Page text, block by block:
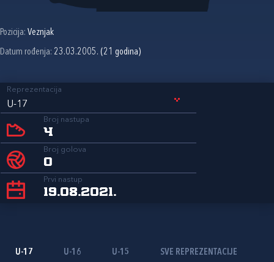
Pozicija: Veznjak
Datum rođenja: 23.03.2005. (21 godina)
Reprezentacija
U-17
Broj nastupa
4
Broj golova
0
Prvi nastup
19.08.2021.
U-17 U-16 U-15 SVE REPREZENTACIJE